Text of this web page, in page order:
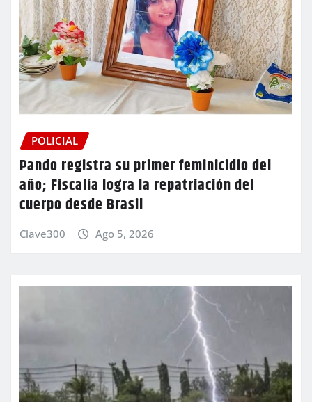
POLICIAL
Pando registra su primer feminicidio del
año; Fiscalía logra la repatriación del
cuerpo desde Brasil
Clave300 Ago 5, 2026